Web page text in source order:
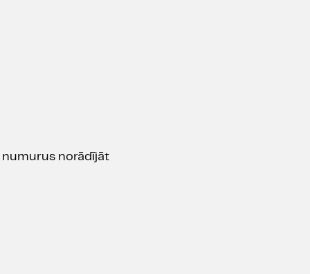
norādījāt